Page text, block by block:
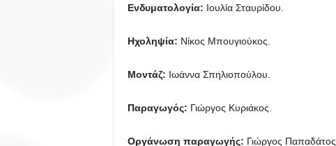
Ενδυματολογία: Ιουλία Σταυρίδου.
Ηχοληψία: Νίκος Μπουγιούκος.
Μοντάζ: Ιωάννα Σπηλιοπούλου.
Παραγωγός: Γιώργος Κυριάκος.
Οργάνωση παραγωγής: Γιώργος Παπαδάτος.